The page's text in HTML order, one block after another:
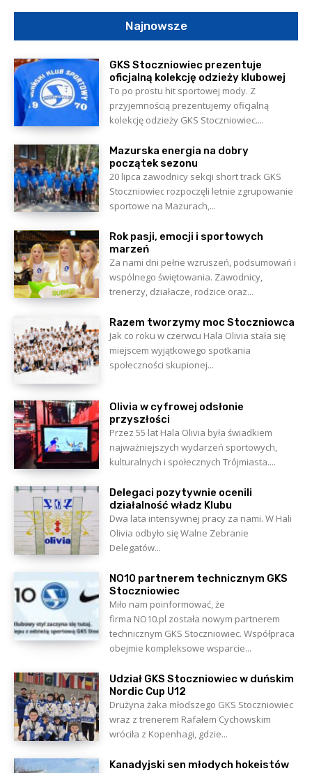
Najnowsze
GKS Stoczniowiec prezentuje
oficjalną kolekcję odzieży klubowej
To po prostu hit sportowej mody. Z
przyjemnością prezentujemy oficjalną
kolekcję odzieży GKS Stoczniowiec....
Mazurska energia na dobry
początek sezonu
20 lipca zawodnicy sekcji short track GKS
Stoczniowiec rozpoczęli letnie zgrupowanie
sportowe na Mazurach,...
Rok pasji, emocji i sportowych
marzeń
Za nami dni pełne wzruszeń, podsumowań i
wspólnego świętowania. Zawodnicy,
trenerzy, działacze, rodzice oraz...
Razem tworzymy moc Stoczniowca
Jak co roku w czerwcu Hala Olivia stała się
miejscem wyjątkowego spotkania
społeczności skupionej...
Olivia w cyfrowej odsłonie
przyszłości
Przez 55 lat Hala Olivia była świadkiem
najważniejszych wydarzeń sportowych,
kulturalnych i społecznych Trójmiasta....
Delegaci pozytywnie ocenili
działalność władz Klubu
Dwa lata intensywnej pracy za nami. W Hali
Olivia odbyło się Walne Zebranie
Delegatów...
NO10 partnerem technicznym GKS
Stoczniowiec
Miło nam poinformować, że
firma NO10.pl została nowym partnerem
technicznym GKS Stoczniowiec. Współpraca
obejmie kompleksowe wsparcie...
Udział GKS Stoczniowiec w duńskim
Nordic Cup U12
Drużyna żaka młodszego GKS Stoczniowiec
wraz z trenerem Rafałem Cychowskim
wróciła z Kopenhagi, gdzie...
Kanadyjski sen młodych hokeistów